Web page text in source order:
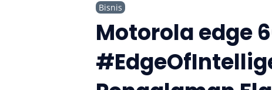
Bisnis
Motorola edge